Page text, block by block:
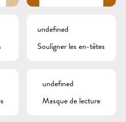
undefined
Souligner les en-têtes
undefined
Masque de lecture